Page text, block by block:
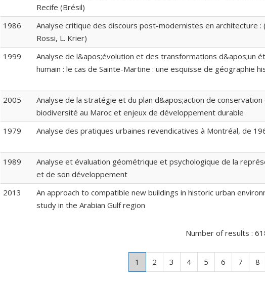
Recife (Brésil)
1986
Analyse critique des discours post-modernistes en architecture :
Rossi, L. Krier)
1999
Analyse de l&apos;évolution et des transformations d&apos;un
humain : le cas de Sainte-Martine : une esquisse de géographie
2005
Analyse de la stratégie et du plan d&apos;action de conservation
biodiversité au Maroc et enjeux de développement durable
1979 Analyse des pratiques urbaines revendicatives à Montréal, de
1989
Analyse et évaluation géométrique et psychologique de la
et de son développement
2013
An approach to compatible new buildings in historic urban
study in the Arabian Gulf region
Number of results :
Page
1
Current
Page
2 Page
3 Page
4 Page
5 Page
6 Page
7 8